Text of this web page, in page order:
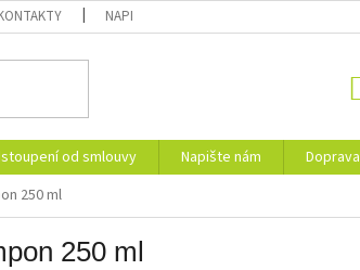
NAPIŠTE NÁM
od smlouvy Napište nám
250 ml
250 ml